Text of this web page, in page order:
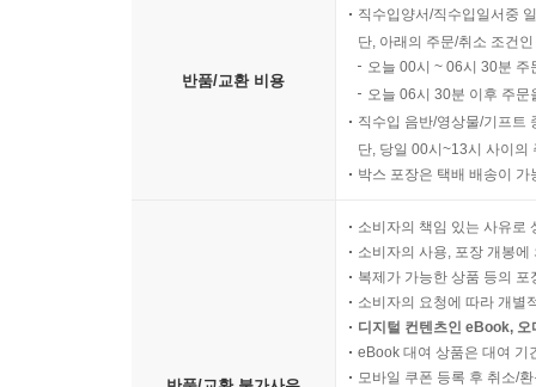
반품/교환 비용
직수입양서/직수입일서중
단, 아래의 주문/취소 조건
오늘 00시 ~ 06시 30분
오늘 06시 30분 이후 주
직수입 음반/영상물/기프트
단, 당일 00시~13시 사이의
박스 포장은 택배 배송이
소비자의 책임 있는 사유로
소비자의 사용, 포장 개봉
복제가 가능한 상품 등의
소비자의 요청에 따라 개별
디지털 컨텐츠인 eBook,
eBook 대여 상품은 대여 기
모바일 쿠폰 등록 후 취소/